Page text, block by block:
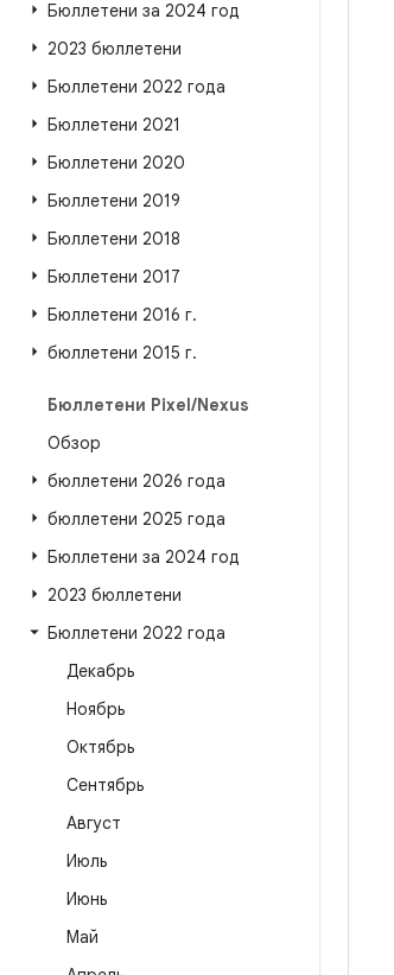
Бюллетени за 2024 год
2023 бюллетени
Бюллетени 2022 года
Бюллетени 2021
Бюллетени 2020
Бюллетени 2019
Бюллетени 2018
Бюллетени 2017
Бюллетени 2016 г.
бюллетени 2015 г.
Бюллетени Pixel/Nexus
Обзор
бюллетени 2026 года
бюллетени 2025 года
Бюллетени за 2024 год
2023 бюллетени
Бюллетени 2022 года
Декабрь
Ноябрь
Октябрь
Сентябрь
Август
Июль
Июнь
Май